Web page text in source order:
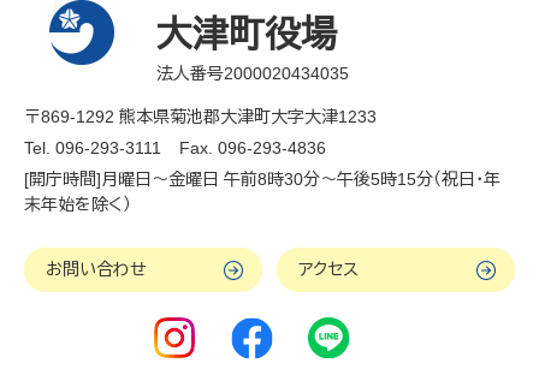
大津町役場
法人番号2000020434035
〒869-1292 熊本県菊池郡大津町大字大津1233
Tel. 096-293-3111
Fax. 096-293-4836
[開庁時間]月曜日～金曜日 午前8時30分～午後5時15分（祝日・年
末年始を除く）
お問い合わせ アクセス